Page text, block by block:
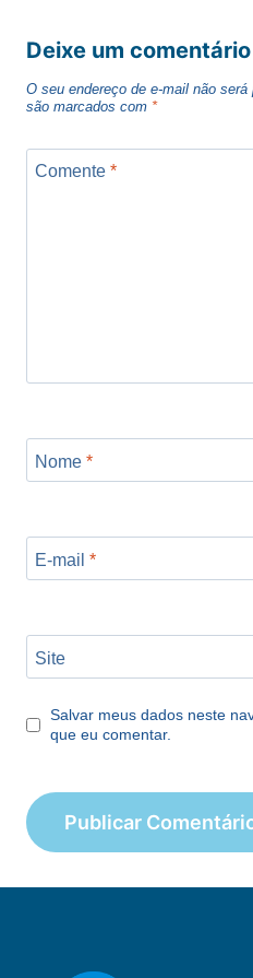
Deixe um comentário
O seu endereço de e-mail não será
são marcados com *
Comente *
Nome *
E-mail *
Site
Salvar meus dados neste
que eu comentar.